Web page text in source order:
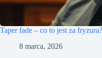
Taper fade – co to jest za fryzura?
8 marca, 2026